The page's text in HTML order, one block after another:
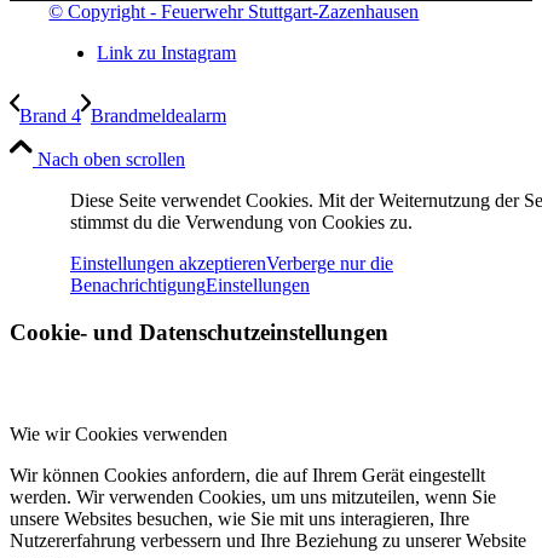
© Copyright - Feuerwehr Stuttgart-Zazenhausen
Link zu Instagram
Brand 4 Brandmeldealarm
Nach oben scrollen
Diese Seite verwendet Cookies. Mit der Weiternutzung der
stimmst du die Verwendung von Cookies zu.
Einstellungen akzeptierenVerberge nur die
BenachrichtigungEinstellungen
Cookie- und Datenschutzeinstellungen
Wie wir Cookies verwenden
Wir können Cookies anfordern, die auf Ihrem Gerät eingestellt
werden. Wir verwenden Cookies, um uns mitzuteilen, wenn Sie
unsere Websites besuchen, wie Sie mit uns interagieren, Ihre
Nutzererfahrung verbessern und Ihre Beziehung zu unserer Website